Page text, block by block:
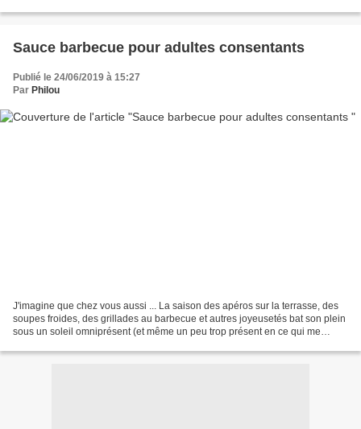
Sauce barbecue pour adultes consentants
Publié le 24/06/2019 à 15:27
Par Philou
J'imagine que chez vous aussi ... La saison des apéros sur la terrasse, des
soupes froides, des grillades au barbecue et autres joyeusetés bat son plein
sous un soleil omniprésent (et même un peu trop présent en ce qui me